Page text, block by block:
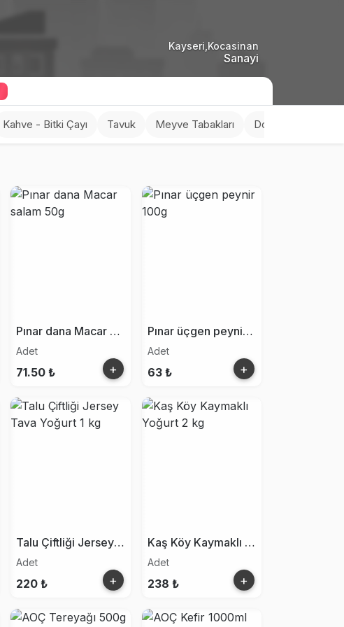
Kayseri,Kocasinan
Sanayi
Kahve - Bitki Çayı Tavuk Meyve Tabakları Dondurma
Pınar dana Macar salam 50g
Adet
71.50 ₺ +
Pınar üçgen peynir 100g
Adet
63 ₺ +
Talu Çiftliği Jersey Tava Yoğurt 1 kg
Adet
220 ₺ +
Kaş Köy Kaymaklı Yoğurt 2 kg
Adet
238 ₺ +